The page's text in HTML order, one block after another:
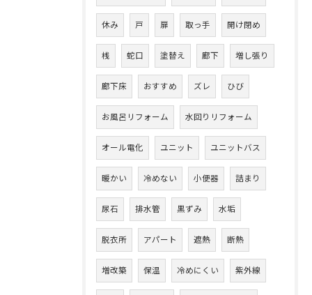
休み 戸 扉 取っ手 開け閉め
桟 蛇口 塗替え 廊下 増し張り
廊下床 おすすめ ズレ ひび
お風呂リフォーム 水回りリフォーム
オール電化 ユニット ユニットバス
暖かい 冷めない 小便器 詰まり
尿石 排水管 黒ずみ 水垢
脱衣所 アパート 遮熱 断熱
増改築 保温 冷めにくい 紫外線